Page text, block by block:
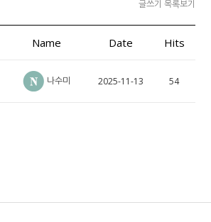
글쓰기 목록보기
Name Date Hits
나수미 2025-11-13 54